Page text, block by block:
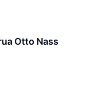
Otto Nass